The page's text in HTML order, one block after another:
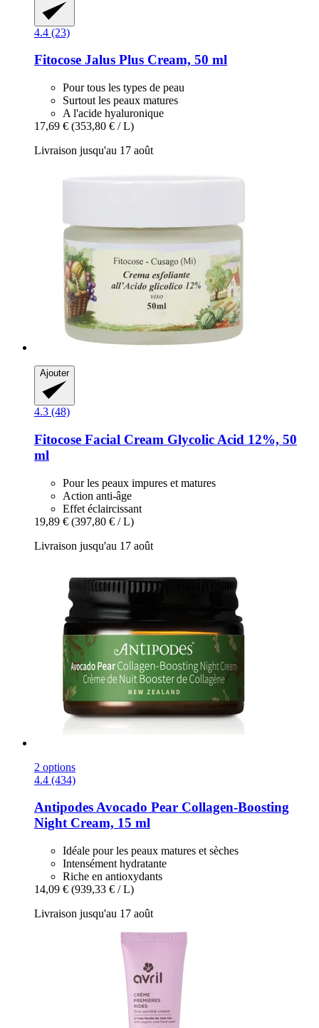
4.4 (23)
Fitocose Jalus Plus Cream, 50 ml
Pour tous les types de peau
Surtout les peaux matures
A l'acide hyaluronique
17,69 € (353,80 € / L)
Livraison jusqu'au 17 août
Ajouter
4.3 (48)
Fitocose Facial Cream Glycolic Acid 12%, 50
ml
Pour les peaux impures et matures
Action anti-âge
Effet éclaircissant
19,89 € (397,80 € / L)
Livraison jusqu'au 17 août
2 options
4.4 (434)
AntipodesAvocado Pear Collagen-​Boosting
Night Cream, 15 ml
Idéale pour les peaux matures et sèches
Intensément hydratante
Riche en antioxydants
14,09 € (939,33 € / L)
Livraison jusqu'au 17 août